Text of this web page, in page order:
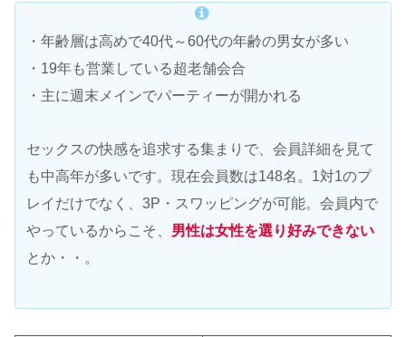
・年齢層は高めで40代～60代の年齢の男女が多い
・19年も営業している超老舗会合
・主に週末メインでパーティーが開かれる
セックスの快感を追求する集まりで、会員詳細を見て
も中高年が多いです。現在会員数は148名。1対1のプ
レイだけでなく、3P・スワッピングが可能。会員内で
やっているからこそ、 男性は女性を選り好みできない
とか・・。